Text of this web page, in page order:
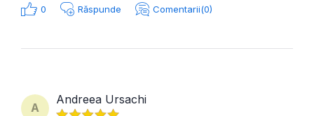
0 Răspunde Comentarii(0)
A
Andreea Ursachi